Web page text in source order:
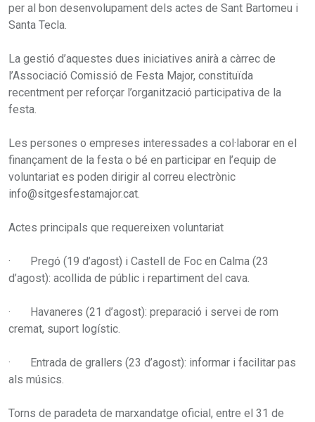
per al bon desenvolupament dels actes de Sant Bartomeu i
Santa Tecla.
La gestió d’aquestes dues iniciatives anirà a càrrec de
l’Associació Comissió de Festa Major, constituïda
recentment per reforçar l’organització participativa de la
festa.
Les persones o empreses interessades a col·laborar en el
finançament de la festa o bé en participar en l’equip de
voluntariat es poden dirigir al correu electrònic
info@sitgesfestamajor.cat.
Actes principals que requereixen voluntariat
· Pregó (19 d’agost) i Castell de Foc en Calma (23
d’agost): acollida de públic i repartiment del cava.
· Havaneres (21 d’agost): preparació i servei de rom
cremat, suport logístic.
· Entrada de grallers (23 d’agost): informar i facilitar pas
als músics.
Torns de paradeta de marxandatge oficial, entre el 31 de